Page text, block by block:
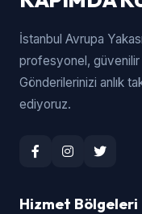
İstanbul Avrupa
profesyonel, güvenilir
Gönderilerinizi anlık
ediyoruz.
Hizmet Bölgeleri